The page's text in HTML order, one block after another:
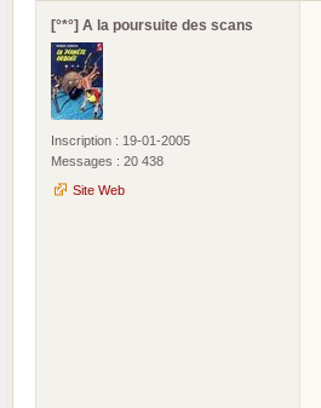
[°*°] A la poursuite des scans
Inscription : 19-01-2005
Messages : 20 438
Site Web